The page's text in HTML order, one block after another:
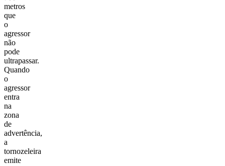
metros
que
o
agressor
não
pode
ultrapassar.
Quando
o
agressor
entra
na
zona
de
advertência,
a
tornozeleira
emite